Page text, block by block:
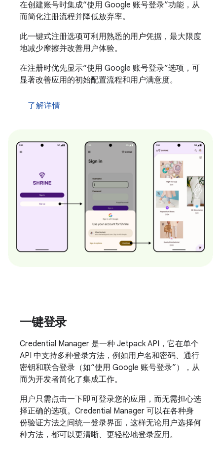
在创建账号时集成“使用 Google 账号登录”功能，从
而简化注册流程并降低放弃率。
此一键式注册选项可利用熟悉的用户凭据，最大限度
地减少摩擦并改善用户体验。
在注册时优先显示“使用 Google 账号登录”选项，可
显著改善应用的初始配置流程和用户满意度。
了解详情
一键登录
Credential Manager 是一种 Jetpack API，它在单个
API 中支持多种登录方法，例如用户名和密码、通行
密钥和联合登录（如“使用 Google 账号登录”），从
而为开发者简化了集成工作。
用户只需点击一下即可登录您的应用，而无需担心选
择正确的选项。Credential Manager 可以在各种身
份验证方法之间统一登录界面，这样无论用户选择何
种方法，都可以更清晰、更轻松地登录应用。